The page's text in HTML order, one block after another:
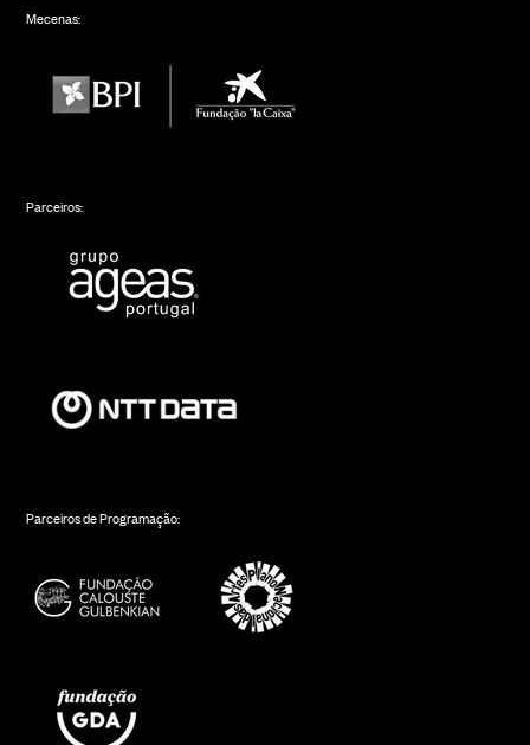
Mecenas:
Parceiros:
Parceiros de Programação: